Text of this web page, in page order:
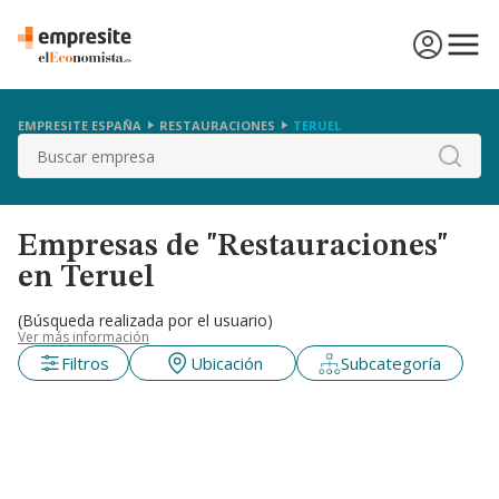
EMPRESITE ESPAÑA RESTAURACIONES TERUEL
Buscar
Empresas de "Restauraciones"
en Teruel
(Búsqueda realizada por el usuario)
Ver más información
Filtros Ubicación Subcategoría